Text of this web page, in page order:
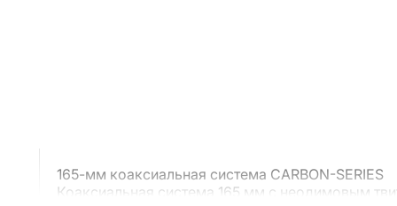
165-мм коаксиальная система CARBON-SERIES
Коаксиальная система 165 мм с неодимовым